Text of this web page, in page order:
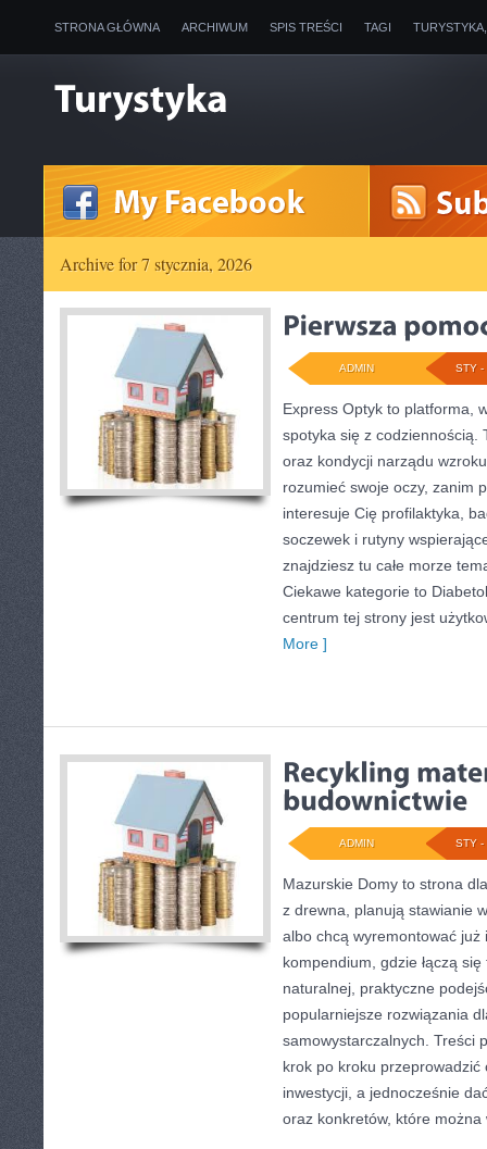
STRONA GŁÓWNA ARCHIWUM SPIS TREŚCI TAGI
Archive for 7 stycznia, 2026
STY -
ADMIN
Express Optyk to platforma,
spotyka się z codziennością.
oraz kondycji narządu
rozumieć swoje oczy, zanim
interesuje Cię profilaktyka,
soczewek i rutyny
znajdziesz tu całe morze
Ciekawe kategorie to
centrum tej strony jest
More ]
STY -
ADMIN
Mazurskie Domy to strona
z drewna, planują stawianie
albo chcą wyremontować już
kompendium, gdzie łączą
naturalnej, praktyczne
popularniejsze rozwiązania
samowystarczalnych. Treści
krok po kroku
inwestycji, a jednocześnie
oraz konkretów, które można